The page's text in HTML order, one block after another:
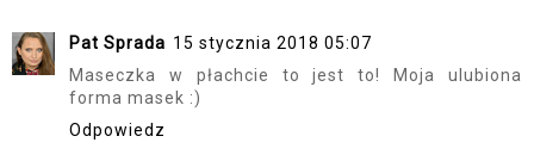
Pat Sprada 15 stycznia 2018 05:07
Maseczka w płachcie to jest to! Moja ulubiona
forma masek :)
Odpowiedz